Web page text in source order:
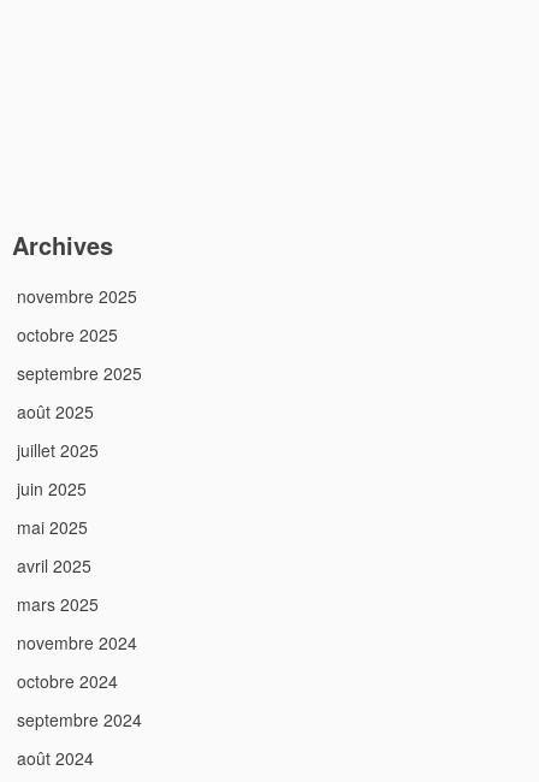
Archives
novembre 2025
octobre 2025
septembre 2025
août 2025
juillet 2025
juin 2025
mai 2025
avril 2025
mars 2025
novembre 2024
octobre 2024
septembre 2024
août 2024